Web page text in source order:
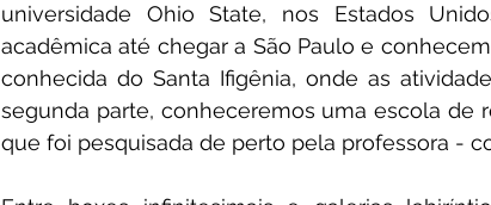
universidade Ohio State, nos Estados
acadêmica até chegar a São Paulo e
conhecida do Santa Ifigênia, onde as
segunda parte, conheceremos uma escola de
que foi pesquisada de perto pela professora -